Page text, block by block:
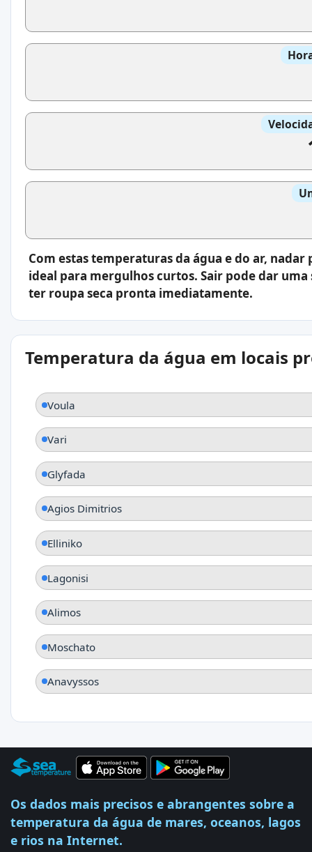
Com estas temperaturas da água e do ar, nadar
ideal para mergulhos curtos. Sair pode dar
ter roupa seca pronta imediatamente.
Temperatura da água em locais
Voula
Vari
Glyfada
Agios Dimitrios
Elliniko
Lagonisi
Alimos
Moschato
Anavyssos
Os dados mais precisos e abrangentes sobre a
temperatura da água de mares, oceanos, lagos
e rios na Internet.